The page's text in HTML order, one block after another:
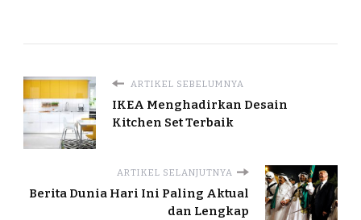
ARTIKEL SEBELUMNYA
IKEA Menghadirkan Desain
Kitchen Set Terbaik
ARTIKEL SELANJUTNYA
Berita Dunia Hari Ini Paling Aktual
dan Lengkap